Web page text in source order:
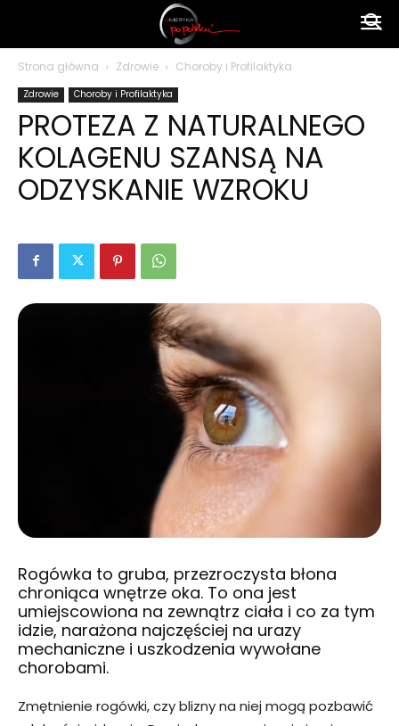
polsku
Strona główna Zdrowie Choroby i Profilaktyka
Zdrowie Choroby i Profilaktyka
PROTEZA Z NATURALNEGO
KOLAGENU SZANSĄ NA
ODZYSKANIE WZROKU
Rogówka to gruba, przezroczysta błona
chroniąca wnętrze oka. To ona jest
umiejscowiona na zewnątrz ciała i co za tym
idzie, narażona najczęściej na urazy
mechaniczne i uszkodzenia wywołane
chorobami.
Zmętnienie rogówki, czy blizny na niej mogą pozbawić